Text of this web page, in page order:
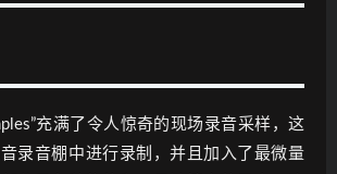
充满了令人惊奇的现场录音采样，这
录音棚中进行录制，并且加入了最微量